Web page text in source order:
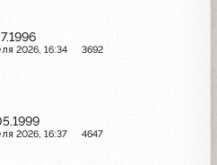
2026, 16:34 3692
2026, 16:37 4647